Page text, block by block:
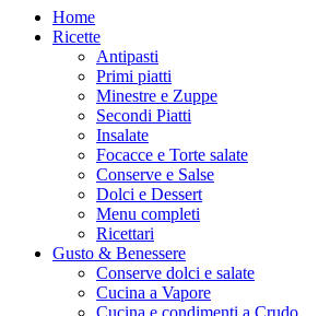
Home
Ricette
Antipasti
Primi piatti
Minestre e Zuppe
Secondi Piatti
Insalate
Focacce e Torte salate
Conserve e Salse
Dolci e Dessert
Menu completi
Ricettari
Gusto & Benessere
Conserve dolci e salate
Cucina a Vapore
Cucina e condimenti a Crudo